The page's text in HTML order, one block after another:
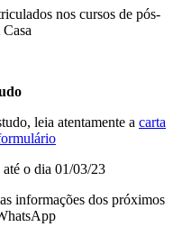
nos cursos de pós-
leia atentamente a carta
o dia 01/03/23
informações dos próximos